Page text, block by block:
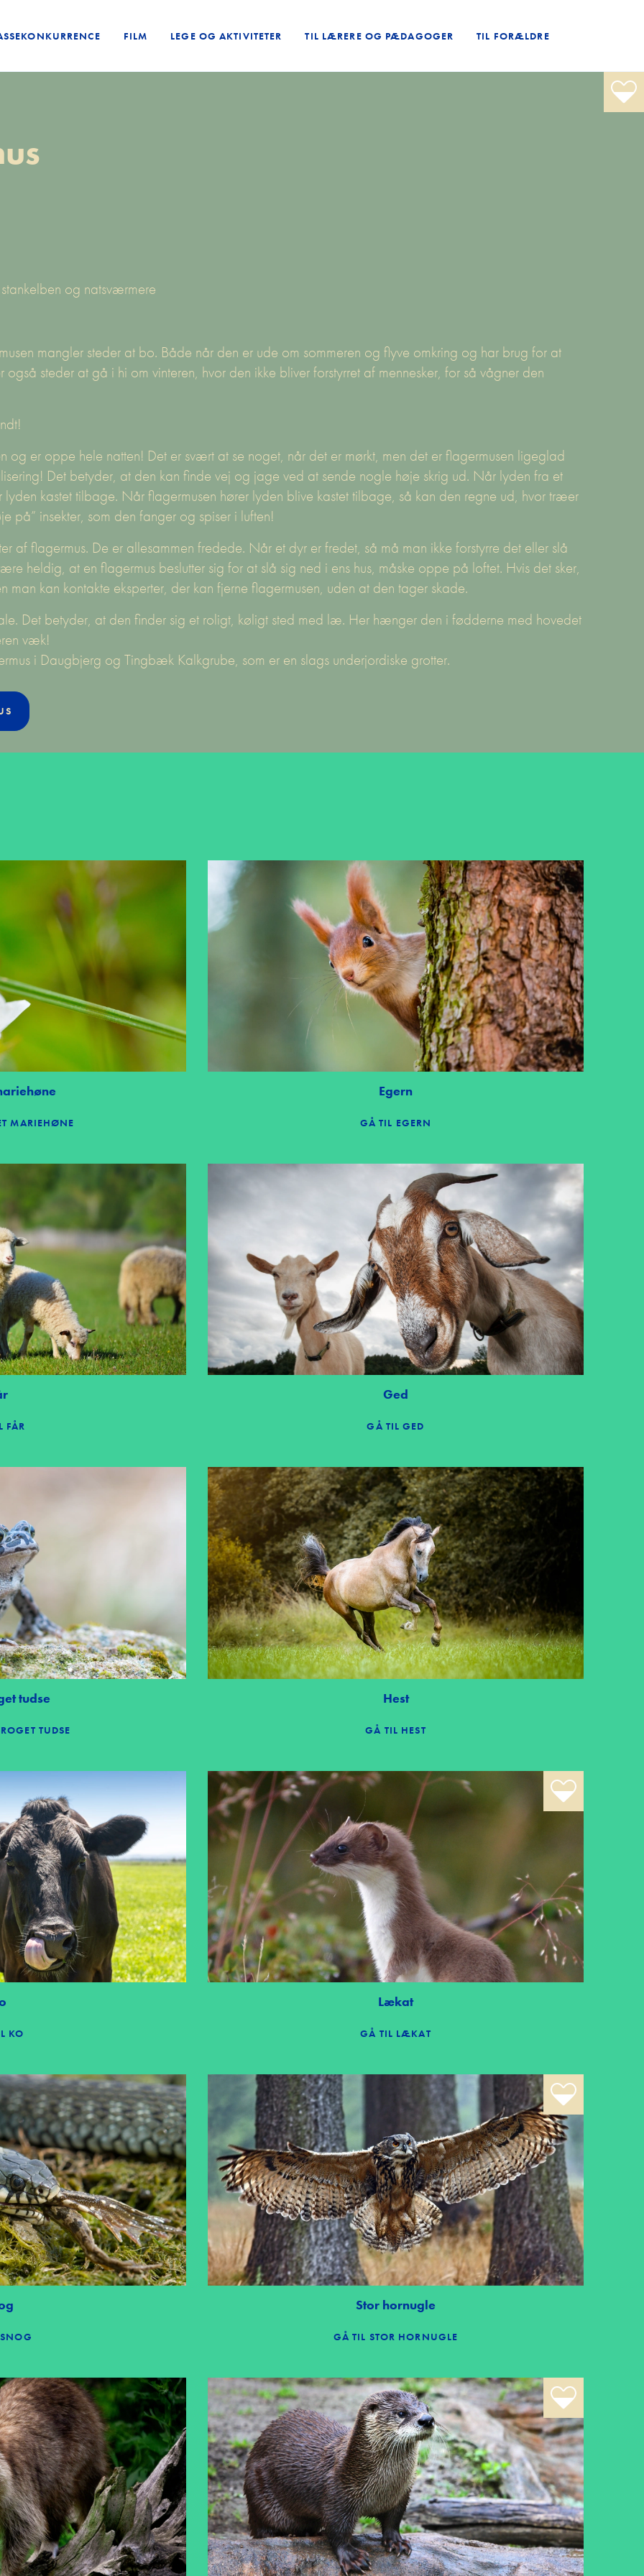
FILM LEGE OG AKTIVITETER TIL LÆRERE OG PÆDAGOGER TIL FORÆLDRE
og natsværmere
mangler steder at bo. Både når den er ude om sommeren og flyve omkring og har brug for at
steder at gå i hi om vinteren, hvor den ikke bliver forstyrret af mennesker, for så vågner den
og er oppe hele natten! Det er svært at se noget, når det er mørkt, men det er flagermusen ligeglad
Det betyder, at den kan finde vej og jage ved at sende nogle høje skrig ud. Når lyden fra et
lyden kastet tilbage. Når flagermusen hører lyden blive kastet tilbage, så kan den regne ud, hvor træer
på” insekter, som den fanger og spiser i luften!
af flagermus. De er allesammen fredede. Når et dyr er fredet, så må man ikke forstyrre det eller slå
heldig, at en flagermus beslutter sig for at slå sig ned i ens hus, måske oppe på loftet. Hvis det sker,
man kan kontakte eksperter, der kan fjerne flagermusen, uden at den tager skade.
Det betyder, at den finder sig et roligt, køligt sted med læ. Her hænger den i fødderne med hovedet
væk!
i Daugbjerg og Tingbæk Kalkgrube, som er en slags underjordiske grotter.
MARIEHØNE
Egern
GÅ TIL EGERN
FÅR
Ged
GÅ TIL GED
tudse
TUDSE
Hest
GÅ TIL HEST
KO
Lækat
GÅ TIL LÆKAT
Stor hornugle
GÅ TIL STOR HORNUGLE